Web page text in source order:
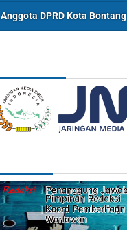
Anggota DPRD Kota Bontang